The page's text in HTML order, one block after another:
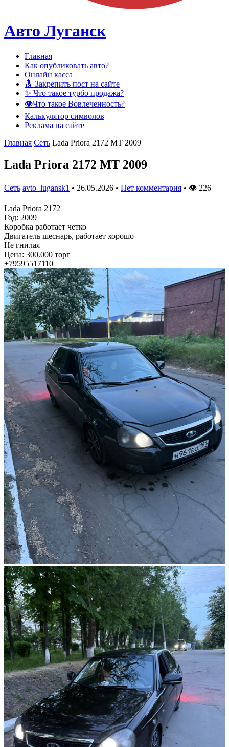
Авто Луганск
Главная
Как опубликовать авто?
Онлайн касса
🔝 Закрепить пост на сайте
✨ Что такое турбо продажа?
👁️Что такое Вовлеченность?
Калькулятор символов
Реклама на сайте
Главная Сеть Lada Priora 2172 MT 2009
Lada Priora 2172 MT 2009
Сеть avto_lugansk1 • 26.05.2026 • Нет комментария • 👁 226
Lada Priora 2172
Год: 2009
Коробка работает четко
Двигатель шеснарь, работает хорошо
Не гнилая
Цена: 300.000 торг
+79595517110